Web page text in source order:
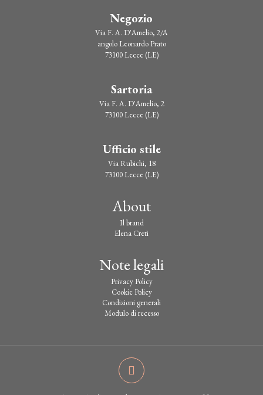
Negozio
Via F. A. D'Amelio, 2/A
angolo Leonardo Prato
73100 Lecce (LE)
Sartoria
Via F. A. D'Amelio, 2
73100 Lecce (LE)
Ufficio stile
Via Rubichi, 18
73100 Lecce (LE)
About
Il brand
Elena Cretì
Note legali
Privacy Policy
Cookie Policy
Condizioni generali
Modulo di recesso